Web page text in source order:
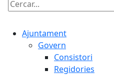
Cercar:
Ajuntament
Govern
Consistori
Regidories